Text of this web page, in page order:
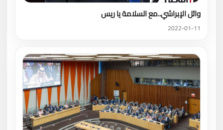
وائل الإبراشي..مع السلامة يا ريس
2022-01-11